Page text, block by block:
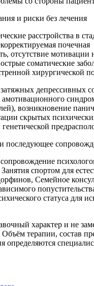
и риски без лечения
расстройства в
почечная
отсутствие
соматические
хирургической
депрессивных
возникновение
скрытых
последующее
спортом для
Семейное
статуса для
характер и не
терапии, состав
определяются